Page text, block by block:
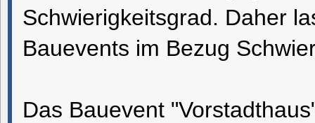
Schwierigkeitsgrad. Daher
Bauevents im Bezug
Das Bauevent